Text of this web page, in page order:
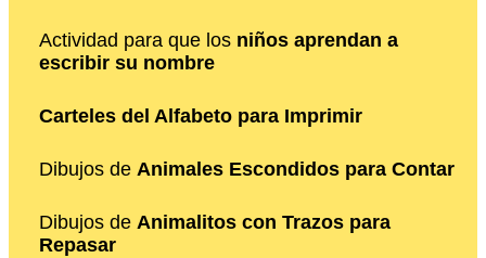
Actividad para que los niños aprendan a
escribir su nombre
Carteles del Alfabeto para Imprimir
Dibujos de Animales Escondidos para Contar
Dibujos de Animalitos con Trazos para
Repasar